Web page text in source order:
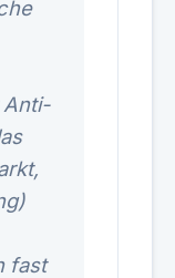
Anti-
fast